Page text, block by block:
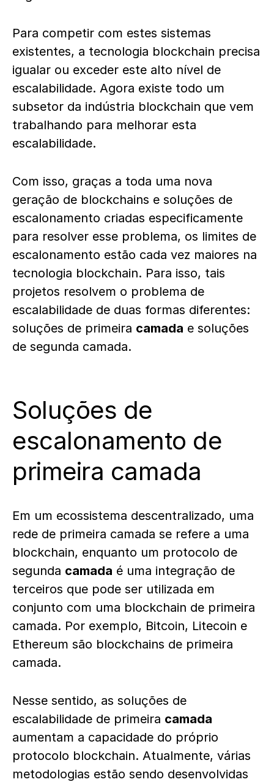
Para competir com estes sistemas
existentes, a tecnologia blockchain precisa
igualar ou exceder este alto nível de
escalabilidade. Agora existe todo um
subsetor da indústria blockchain que vem
trabalhando para melhorar esta
escalabilidade.
Com isso, graças a toda uma nova
geração de blockchains e soluções de
escalonamento criadas especificamente
para resolver esse problema, os limites de
escalonamento estão cada vez maiores na
tecnologia blockchain. Para isso, tais
projetos resolvem o problema de
escalabilidade de duas formas diferentes:
soluções de primeira camada e soluções
de segunda camada.
Soluções de
escalonamento de
primeira camada
Em um ecossistema descentralizado, uma
rede de primeira camada se refere a uma
blockchain, enquanto um protocolo de
segunda camada é uma integração de
terceiros que pode ser utilizada em
conjunto com uma blockchain de primeira
camada. Por exemplo, Bitcoin, Litecoin e
Ethereum são blockchains de primeira
camada.
Nesse sentido, as soluções de
escalabilidade de primeira camada
aumentam a capacidade do próprio
protocolo blockchain. Atualmente, várias
metodologias estão sendo desenvolvidas